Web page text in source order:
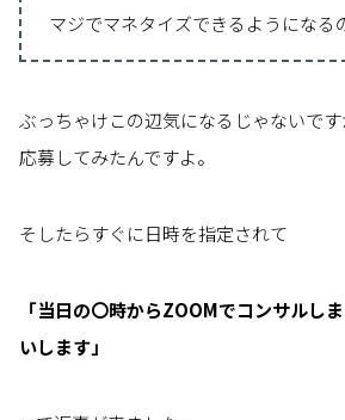
マジでマネタイズできるようになる
ぶっちゃけこの辺気になるじゃないで
応募してみたんですよ。
そしたらすぐに日時を指定されて
「当日の〇時からZOOMでコンサルし
いします」